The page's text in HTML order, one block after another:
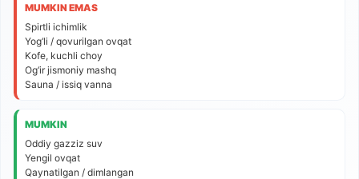
MUMKIN EMAS
Spirtli ichimlik
Yog‘li / qovurilgan ovqat
Kofe, kuchli choy
Og‘ir jismoniy mashq
Sauna / issiq vanna
MUMKIN
Oddiy gazziz suv
Yengil ovqat
Qaynatilgan / dimlangan